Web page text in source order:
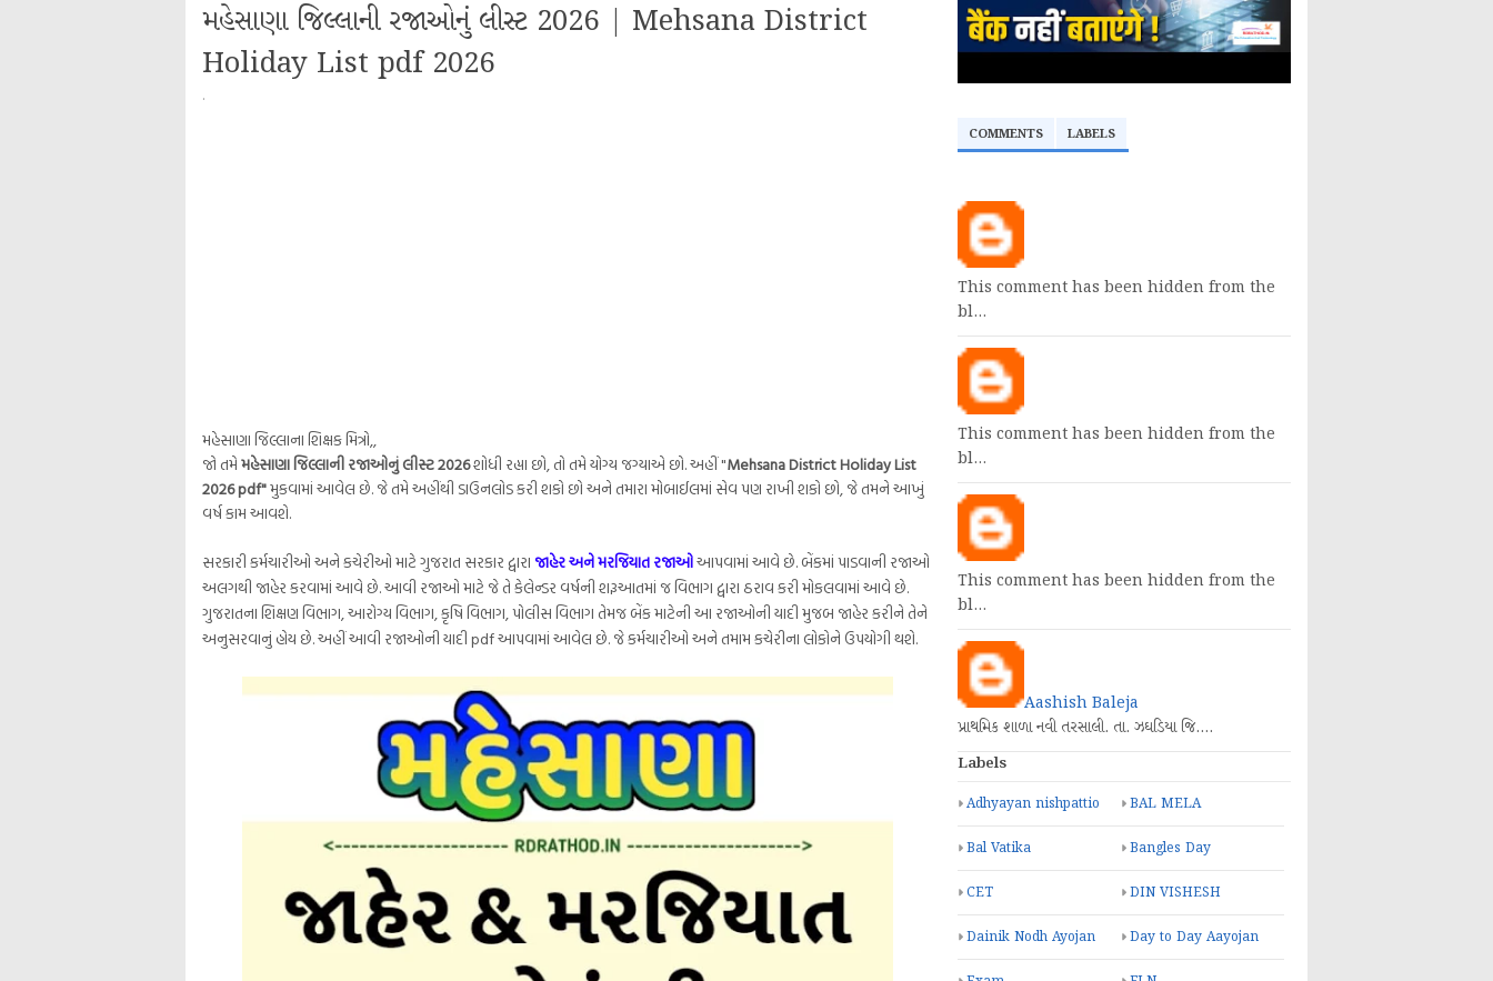
મહેસાણા જિલ્લાની રજાઓનું લીસ્ટ 2026 | Mehsana District
Holiday List pdf 2026
·
મહેસાણા જિલ્લાના શિક્ષક મિત્રો,,
જો તમેમહેસાણા જિલ્લાની રજાઓનું લીસ્ટ 2026શોધી રહ્યા છો, તો તમે યોગ્ય જગ્યાએ છો. અહીં "Mehsana District Holiday List
2026 pdf"મુકવામાં આવેલ છે. જે તમે અહીંથી ડાઉનલોડ કરી શકો છો અને તમારા મોબાઈલમાં સેવ પણ રાખી શકો છો, જે તમને આખું
વર્ષ કામ આવશે.
સરકારી કર્મચારીઓ અને કચેરીઓ માટે ગુજરાત સરકાર દ્વારાજાહેર અને મરજિયાત રજાઓઆપવામાં આવે છે. બેંકમાં પાડવાની રજાઓ
અલગથી જાહેર કરવામાં આવે છે. આવી રજાઓ માટે જે તે કેલેન્ડર વર્ષની શરૂઆતમાં જ વિભાગ દ્વારા ઠરાવ કરી મોકલવામાં આવે છે.
ગુજરાતના શિક્ષણ વિભાગ, આરોગ્ય વિભાગ, કૃષિ વિભાગ, પોલીસ વિભાગ તેમજ બેંક માટેની આ રજાઓની યાદી મુજબ જાહેર કરીને તેને
અનુસરવાનું હોય છે. અહીં આવી રજાઓની યાદી pdf આપવામાં આવેલ છે. જે કર્મચારીઓ અને તમામ કચેરીના લોકોને ઉપયોગી થશે.
COMMENTS LABELS
This comment has been hidden from the
bl…
This comment has been hidden from the
bl…
This comment has been hidden from the
bl…
Aashish Baleja
પ્રાથમિક શાળા નવી તરસાલી. તા. ઝઘડિયા જિ.…
Labels
Adhyayan nishpattio BAL MELA
Bal Vatika Bangles Day
CET DIN VISHESH
Dainik Nodh Ayojan Day to Day Aayojan